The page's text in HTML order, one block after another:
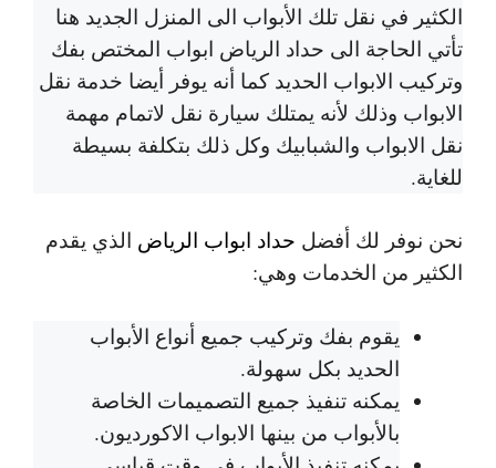
الكثير في نقل تلك الأبواب الى المنزل الجديد هنا
تأتي الحاجة الى حداد الرياض ابواب المختص بفك
وتركيب الابواب الحديد كما أنه يوفر أيضا خدمة نقل
الابواب وذلك لأنه يمتلك سيارة نقل لاتمام مهمة
نقل الابواب والشبابيك وكل ذلك بتكلفة بسيطة
للغاية.
نحن نوفر لك أفضل حداد ابواب الرياض الذي يقدم
الكثير من الخدمات وهي:
يقوم بفك وتركيب جميع أنواع الأبواب
الحديد بكل سهولة.
يمكنه تنفيذ جميع التصميمات الخاصة
بالأبواب من بينها الابواب الاكورديون.